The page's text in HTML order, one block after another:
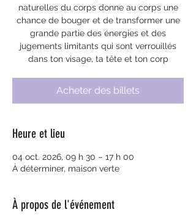
naturelles du corps donne au corps une
chance de bouger et de transformer une
grande partie des énergies et des
jugements limitants qui sont verrouillés
dans ton visage, ta tête et ton corp
Acheter des billets
Heure et lieu
04 oct. 2026, 09 h 30 – 17 h 00
À déterminer, maison verte
À propos de l'événement